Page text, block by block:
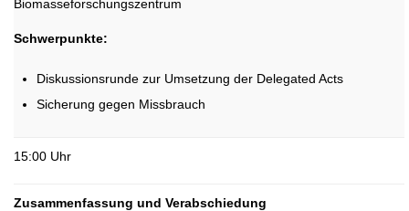
Biomasseforschungszentrum
Schwerpunkte:
Diskussionsrunde zur Umsetzung der Delegated Acts
Sicherung gegen Missbrauch
15:00 Uhr
Zusammenfassung und Verabschiedung